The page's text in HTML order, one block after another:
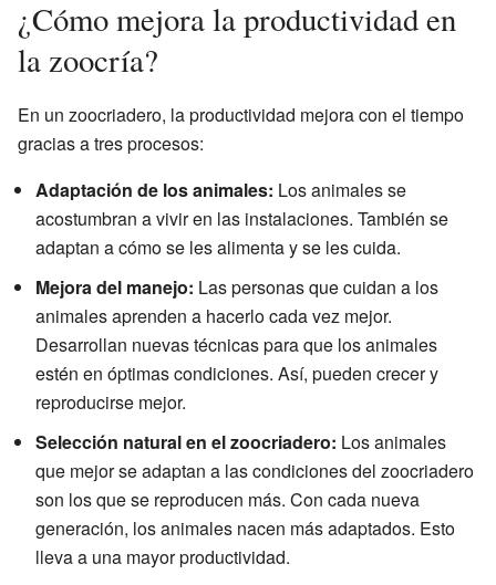
¿Cómo mejora la productividad en
la zoocría?
En un zoocriadero, la productividad mejora con el tiempo
gracias a tres procesos:
Adaptación de los animales: Los animales se
acostumbran a vivir en las instalaciones. También se
adaptan a cómo se les alimenta y se les cuida.
Mejora del manejo: Las personas que cuidan a los
animales aprenden a hacerlo cada vez mejor.
Desarrollan nuevas técnicas para que los animales
estén en óptimas condiciones. Así, pueden crecer y
reproducirse mejor.
Selección natural en el zoocriadero: Los animales
que mejor se adaptan a las condiciones del zoocriadero
son los que se reproducen más. Con cada nueva
generación, los animales nacen más adaptados. Esto
lleva a una mayor productividad.